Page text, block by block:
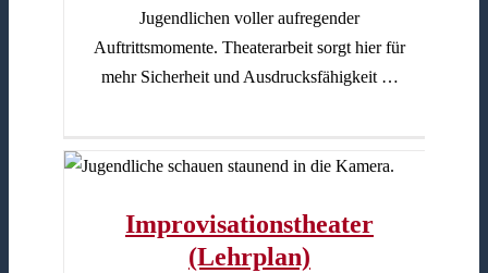
Jugendlichen voller aufregender
Auftrittsmomente. Theaterarbeit sorgt hier für
mehr Sicherheit und Ausdrucksfähigkeit …
Improvisationstheater
(Lehrplan)